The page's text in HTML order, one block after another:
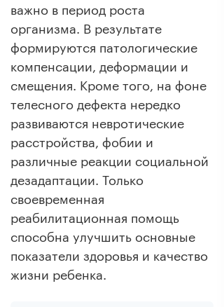
важно в период роста
организма. В результате
формируются патологические
компенсации, деформации и
смещения. Кроме того, на фоне
телесного дефекта нередко
развиваются невротические
расстройства, фобии и
различные реакции социальной
дезадаптации. Только
своевременная
реабилитационная помощь
способна улучшить основные
показатели здоровья и качество
жизни ребенка.